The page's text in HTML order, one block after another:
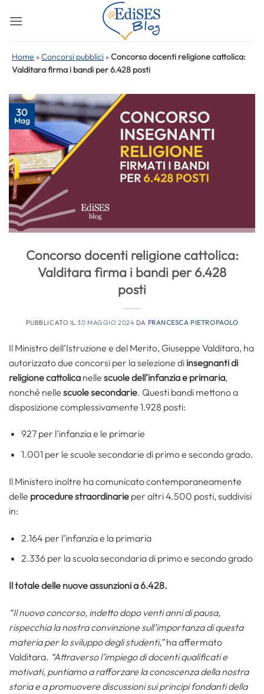
Home »Concorsi pubblici »Concorso docenti religione cattolica:
Valditara firma i bandi per 6.428 posti
30
Mag
Concorso docenti religione cattolica:
Valditara firma i bandi per 6.428
posti
PUBBLICATO IL30 MAGGIO 2024 DA FRANCESCA PIETROPAOLO
Il Ministro dell’Istruzione e del Merito, Giuseppe Valditara, ha
autorizzato due concorsi per la selezione di insegnanti di
religione cattolica nelle scuole dell’infanzia e primaria,
nonché nelle scuole secondarie. Questi bandi mettono a
disposizione complessivamente 1.928 posti:
927 per l’infanzia e le primarie
1.001 per le scuole secondarie di primo e secondo grado.
Il Ministero inoltre ha comunicato contemporaneamente
delle procedure straordinarie per altri 4.500 posti, suddivisi
in:
2.164 per l’infanzia e la primaria
2.336 per la scuola secondaria di primo e secondo grado
Il totale delle nuove assunzioni a 6.428.
“Il nuovo concorso, indetto dopo venti anni di pausa,
rispecchia la nostra convinzione sull’importanza di questa
materia per lo sviluppo degli studenti,”ha affermato
Valditara. “Attraverso l’impiego di docenti qualificati e
motivati, puntiamo a rafforzare la conoscenza della nostra
storia e a promuovere discussioni sui principi fondanti della